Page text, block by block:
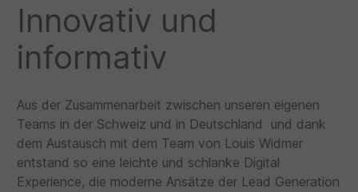
Innovativ und
informativ
Aus der Zusammenarbeit zwischen unseren eigenen
Teams in der Schweiz und in Deutschland und dank
dem Austausch mit dem Team von Louis Widmer
entstand so eine leichte und schlanke Digital
Experience, die moderne Ansätze der Lead Generation